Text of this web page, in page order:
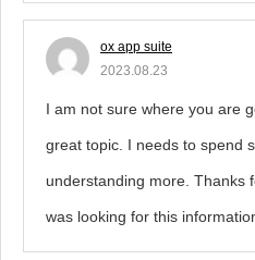
ox app suite
2023.08.23
I am not sure where you are
great topic. I needs to spend
understanding more. Thanks
was looking for this